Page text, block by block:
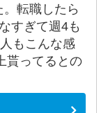
転職したら
すぎて週4も
もこんな感
貰ってるとの